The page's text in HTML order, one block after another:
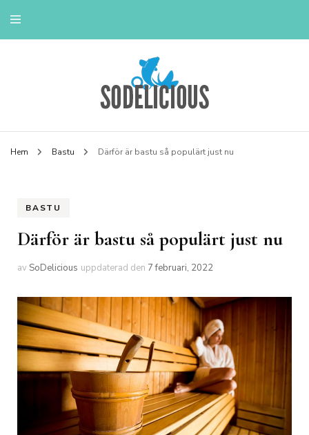
Livstil & Tips
Hem Bastu Därför är bastu så populärt just nu
BASTU
Därför är bastu så populärt just nu
av SoDelicious uppdaterad den 7 februari, 2022